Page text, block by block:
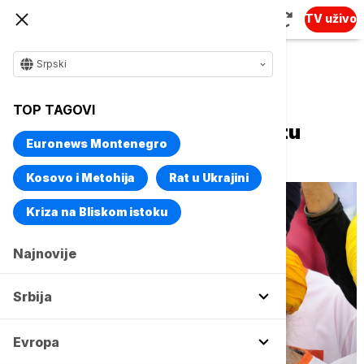
TV uživo
Srpski
TOP TAGOVI
Euronews Montenegro
Kosovo i Metohija Rat u Ukrajini
Kriza na Bliskom istoku
Najnovije
Srbija
Evropa
Najstariji maratonac na svetu
poginuo u 115. godini